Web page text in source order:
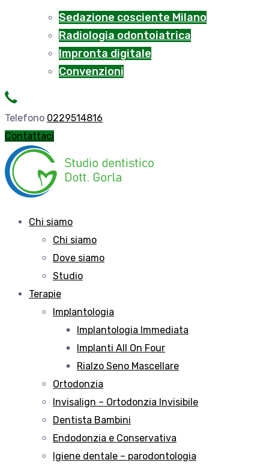
Sedazione cosciente Milano
Radiologia odontoiatrica
Impronta digitale
Convenzioni
Telefono 0229514816
Contattaci
Chi siamo
Chi siamo
Dove siamo
Studio
Terapie
Implantologia
Implantologia Immediata
Implanti All On Four
Rialzo Seno Mascellare
Ortodonzia
Invisalign – Ortodonzia Invisibile
Dentista Bambini
Endodonzia e Conservativa
Igiene dentale – parodontologia